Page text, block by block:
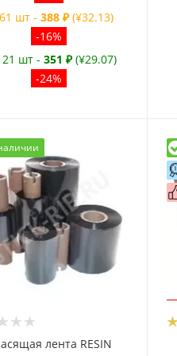
шт -388 ₽ (¥32.13)
-16%
шт -351 ₽ (¥29.07)
-24%
лента RESIN